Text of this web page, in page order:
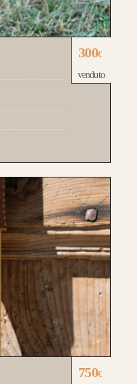
300€
venduto
750€